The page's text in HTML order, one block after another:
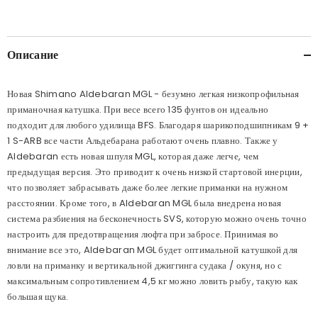
Описание
Новая Shimano Aldebaran MGL - безумно легкая низкопрофильная
приманочная катушка. При весе всего 135 фунтов он идеально
подходит для любого удилища BFS. Благодаря шарикоподшипникам 9 +
1 S-ARB все части Альдебарана работают очень плавно. Также у
Aldebaran есть новая шпуля MGL, которая даже легче, чем
предыдущая версия. Это приводит к очень низкой стартовой инерции,
что позволяет забрасывать даже более легкие приманки на нужном
расстоянии. Кроме того, в Aldebaran MGL была внедрена новая
система разбиения на бесконечность SVS, которую можно очень точно
настроить для предотвращения люфта при забросе. Принимая во
внимание все это, Aldebaran MGL будет оптимальной катушкой для
ловли на приманку и вертикальной джиггинга судака / окуня, но с
максимальным сопротивлением 4,5 кг можно ловить рыбу, такую как
большая щука.